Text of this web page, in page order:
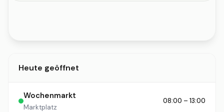
Heute geöffnet
Wochenmarkt
Marktplatz
08:00 – 13:00